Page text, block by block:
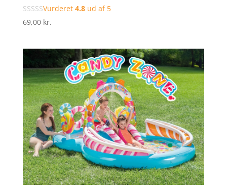
Vurderet 4.8ud af 5
69,00 kr.